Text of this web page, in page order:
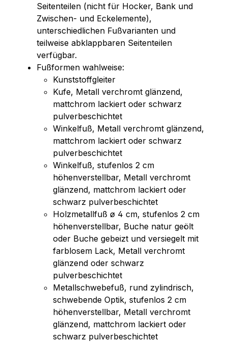
Seitenteilen (nicht für Hocker, Bank und
Zwischen- und Eckelemente),
unterschiedlichen Fußvarianten und
teilweise abklappbaren Seitenteilen
verfügbar.
Fußformen wahlweise:
Kunststoffgleiter
Kufe, Metall verchromt glänzend,
mattchrom lackiert oder schwarz
pulverbeschichtet
Winkelfuß, Metall verchromt glänzend,
mattchrom lackiert oder schwarz
pulverbeschichtet
Winkelfuß, stufenlos 2 cm
höhenverstellbar, Metall verchromt
glänzend, mattchrom lackiert oder
schwarz pulverbeschichtet
Holzmetallfuß ø 4 cm, stufenlos 2 cm
höhenverstellbar, Buche natur geölt
oder Buche gebeizt und versiegelt mit
farblosem Lack, Metall verchromt
glänzend oder schwarz
pulverbeschichtet
Metallschwebefuß, rund zylindrisch,
schwebende Optik, stufenlos 2 cm
höhenverstellbar, Metall verchromt
glänzend, mattchrom lackiert oder
schwarz pulverbeschichtet